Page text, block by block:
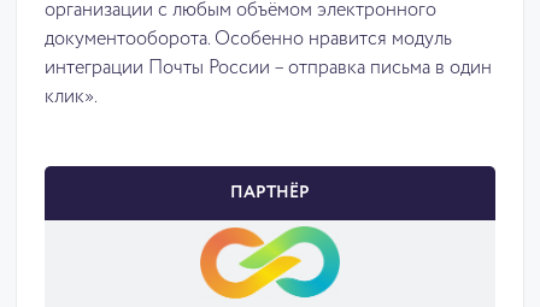
организации с любым объёмом электронного
документооборота. Особенно нравится модуль
интеграции Почты России – отправка письма в один
клик».
ПАРТНЁР